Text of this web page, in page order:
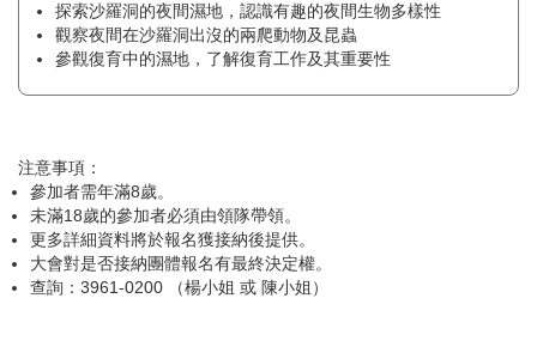
探索沙羅洞的夜間濕地，認識有趣的夜間生物多樣性
觀察夜間在沙羅洞出沒的兩爬動物及昆蟲
參觀復育中的濕地，了解復育工作及其重要性
注意事項：
參加者需年滿8歲。
未滿18歲的參加者必須由領隊帶領。
更多詳細資料將於報名獲接納後提供。
大會對是否接納團體報名有最終決定權。
查詢：3961-0200 （楊小姐 或 陳小姐）